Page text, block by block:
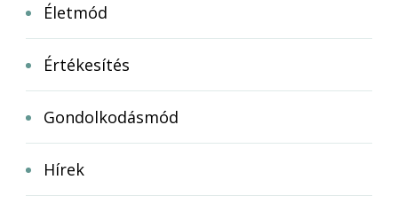
Életmód
Értékesítés
Gondolkodásmód
Hírek